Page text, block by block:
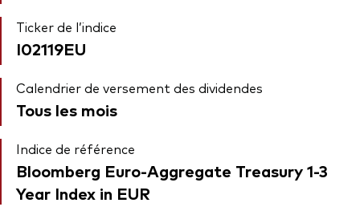
Ticker de l’indice
I02119EU
Calendrier de versement des dividendes
Tous les mois
Indice de référence
Bloomberg Euro-Aggregate Treasury 1-3
Year Index in EUR